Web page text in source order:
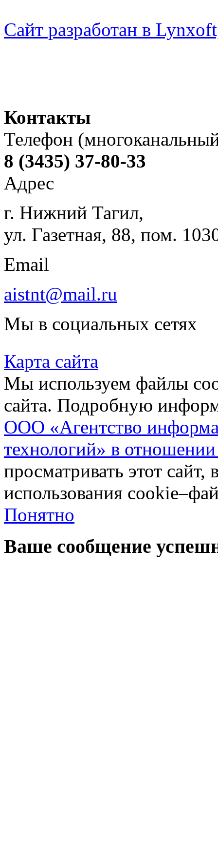
Сайт разработан в
Контакты
Телефон
8 (3435) 37-80-33
Адрес
г. Нижний Тагил,
ул. Газетная, 88, пом.
Email
aistnt@mail.ru
Мы в социальных сетях
Карта сайта
Мы используем файлы
сайта. Подробную
ООО «Агентство
технологий» в
просматривать этот
использования
Понятно
Ваше сообщение